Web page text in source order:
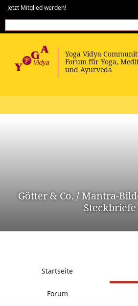
Jetzt Mitglied werden!
Götter & Co. / Mantra-
Steckbriefe
Startseite
Forum